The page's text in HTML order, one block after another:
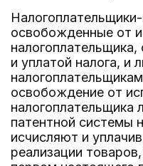
освобожденные от
налогоплательщика,
и уплатой налога, и
освобождение от
налогоплательщика
патентной системы
исчисляют и
реализации